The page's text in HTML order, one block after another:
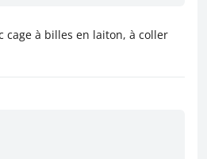
cage à billes en laiton, à coller